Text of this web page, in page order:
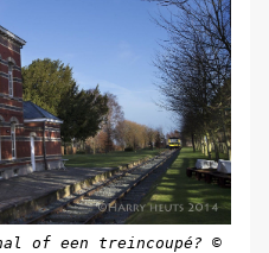
of een treincoupé? ©